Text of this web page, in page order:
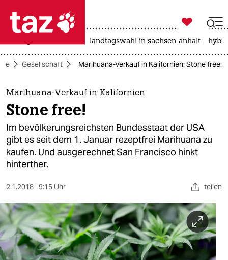
 taz zahl ich
taz zahl ich
themen
politik
öko
gesellschaft
kultur
sport
berlin
nord

taz zahl ich
landtagswahl in sachsen-anhalt
Gesellschaft Marihuana-Verkauf in Kalifornien: Stone free!
Marihuana-Verkauf in Kalifornien
Stone free!
Im bevölkerungsreichsten Bundesstaat der USA
gibt es seit dem 1. Januar rezeptfrei Marihuana zu
kaufen. Und ausgerechnet San Francisco hinkt
hinterther.
2.1.2018 9:15 Uhr teilen